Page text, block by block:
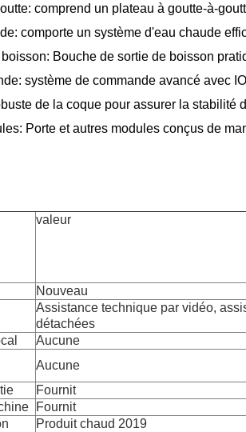
comprend un plateau à goutte-à-
comporte un système d'eau chaude
Bouche de sortie de boisson
système de commande avancé avec
de la coque pour assurer la stabilité
Porte et autres modules conçus de
valeur
Nouveau
Assistance technique par vidéo,
détachées
Aucune
Aucune
Fournit
Fournit
Produit chaud 2019